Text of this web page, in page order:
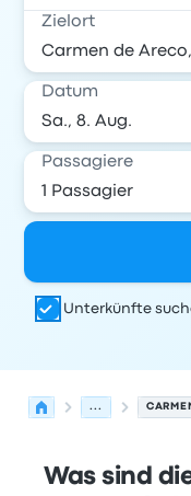
Zielort
Datum
Passagiere
Unterkünfte
...
Was sind